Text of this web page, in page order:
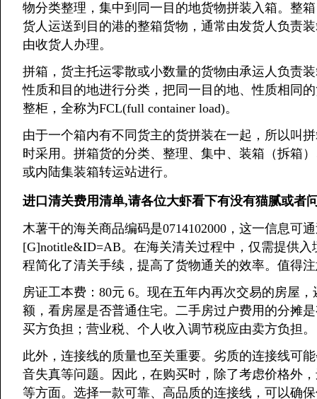
物分类整理，集中到同一目的地货物拼装入箱。整
货人运送到目的港的整箱货物，通常由发货人负责
由收货人办理。
拼箱，货主托运零散或小数量的货物由承运人负责
性质和目的地进行分类，把同一目的地、性质相同
整柜，全称为FCL(full container load)。
由于一个箱内有不同货主的货拼装在一起，所以叫
时采用。拼箱货的分类、整理、集中、装箱（拆箱
或内陆集装箱转运站进行。
进口清关费用清单,请各位大虾看下有没有猫腻或者
木薯干的海关商品编码是0714102000，这一信息可
[G]notitle&ID=AB。在海关清关过程中，仅需提供
程简化了清关手续，提高了货物通关的效率。值得
房证工本费：80元 6。现在五年内再次交易的房屋
额，看房屋是否普通住宅。二手房过户费用的分摊
买方负担；营业税、个人收入调节税应由卖方负担。
此外，连接线的质量也至关重要。劣质的连接线可
音失真等问题。因此，在购买时，除了考虑价格外
等方面。选择一款可靠、高品质的连接线，可以确